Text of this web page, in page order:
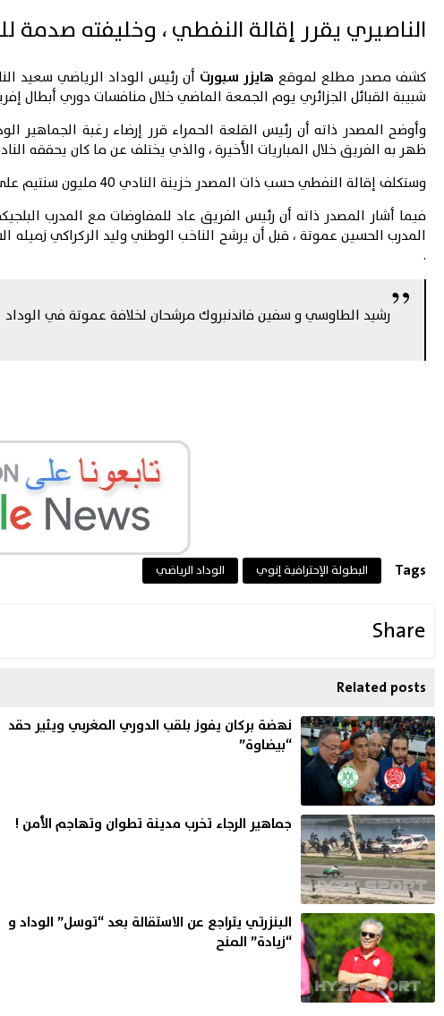
الناصيري يقرر إقالة النفطي ، وخليفته صدمة
كشف مصدر مطلع لموقع هايزر سبورت أن رئيس الوداد الرياضي سعيد
شبيبة القبائل الجزائري يوم الجمعة الماضي خلال منافسات دوري أبطال
وأوضح المصدر ذاته أن رئيس القلعة الحمراء قرر إرضاء رغبة الجماهير
ظهر به الفريق خلال المباريات الأخيرة ، والذي يختلف عن ما كان يحققه
وستكلف إقالة النفطي حسب ذات المصدر خزينة النادي 40 مليون سنتيم على إبعد تقدير ، حسب العقد المبرم بين الطرفين .
فيما أشار المصدر ذاته أن رئيس الفريق عاد للمفاوضات مع المدرب
المدرب الحسين عموتة ، قبل أن يرشح الناخب الوطني وليد الركراكي
.
رشيد الطاوسي و سفين فاندنبروك مرشحان لخلافة عموتة في الوداد
Tags البطولة الإحترافية إنوي الوداد الرياضي
Share
Related posts
نهضة بركان يفوز بلقب الدوري المغربي ويثير حقد
“بيضاوة”
جماهير الرجاء تخرب مدينة تطوان وتهاجم الأمن !
البنزرتي يتراجع عن الاستقالة بعد “توسل” الوداد و
“زيادة” المنح